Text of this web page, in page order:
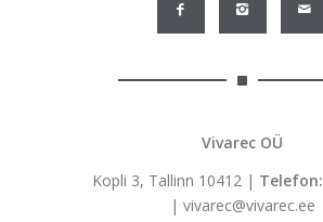
Vivarec OÜ
Kopli 3, Tallinn 10412 | Telefon:
| vivarec@vivarec.ee